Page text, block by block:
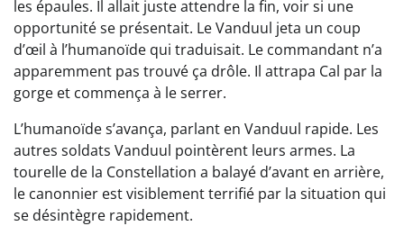
les épaules. Il allait juste attendre la fin, voir si une
opportunité se présentait. Le Vanduul jeta un coup
d’œil à l’humanoïde qui traduisait. Le commandant n’a
apparemment pas trouvé ça drôle. Il attrapa Cal par la
gorge et commença à le serrer.
L’humanoïde s’avança, parlant en Vanduul rapide. Les
autres soldats Vanduul pointèrent leurs armes. La
tourelle de la Constellation a balayé d’avant en arrière,
le canonnier est visiblement terrifié par la situation qui
se désintègre rapidement.